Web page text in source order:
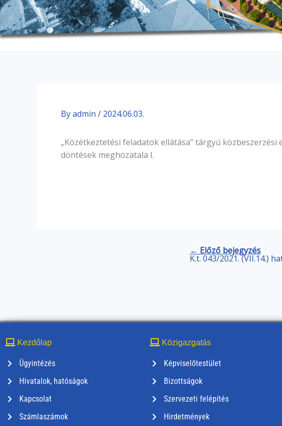
Byadmin / 2024.06.03.
„Közétkeztetési feladatok ellátása” tárgyú közbeszerzési
döntések meghozatala I.
← Előző bejegyzés
K.t. 043/2021. (VII.14.)
Kezdőlap
Ügyintézés
Hivatalok, hatóságok
Kapcsolat
Számlaszámok
Közigazgatás
Képviselőtestület
Bizottságok
Szervezeti felépítés
Hirdetmények